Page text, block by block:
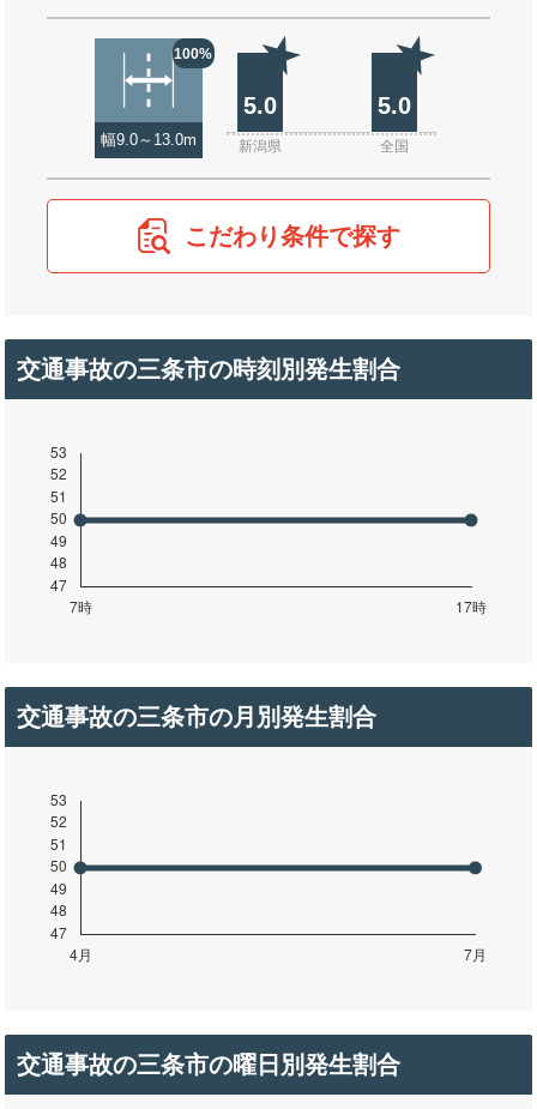
100%
幅9.0～13.0m
5.0 5.0
新潟県 全国
こだわり条件で探す
交通事故の三条市の時刻別発生割合
交通事故の三条市の月別発生割合
交通事故の三条市の曜日別発生割合